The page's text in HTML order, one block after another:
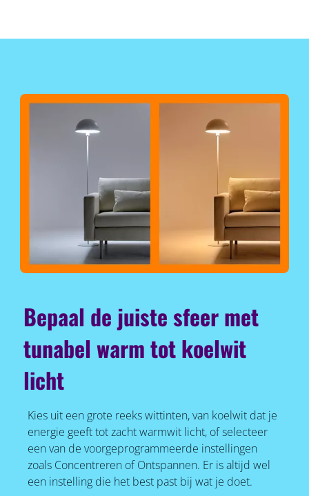
Bepaal de juiste sfeer met
tunabel warm tot koelwit
licht
Kies uit een grote reeks wittinten, van koelwit dat je
energie geeft tot zacht warmwit licht, of selecteer
een van de voorgeprogrammeerde instellingen
zoals Concentreren of Ontspannen. Er is altijd wel
een instelling die het best past bij wat je doet.